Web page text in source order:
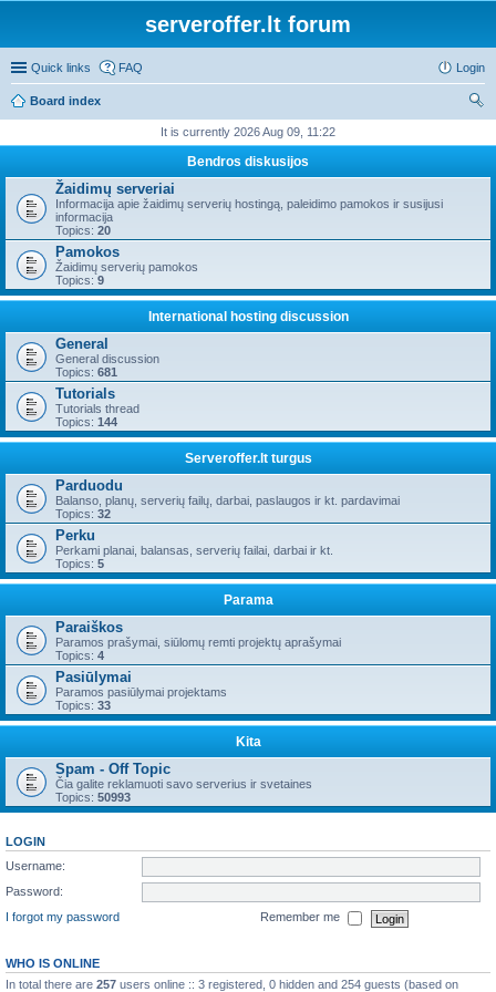
serveroffer.lt forum
Quick links FAQ Login
Board index
It is currently 2026 Aug 09, 11:22
Bendros diskusijos
Žaidimų serveriai
Informacija apie žaidimų serverių hostingą, paleidimo pamokos ir susijusi
informacija
Topics: 20
Pamokos
Žaidimų serverių pamokos
Topics: 9
International hosting discussion
General
General discussion
Topics: 681
Tutorials
Tutorials thread
Topics: 144
Serveroffer.lt turgus
Parduodu
Balanso, planų, serverių failų, darbai, paslaugos ir kt. pardavimai
Topics: 32
Perku
Perkami planai, balansas, serverių failai, darbai ir kt.
Topics: 5
Parama
Paraiškos
Paramos prašymai, siūlomų remti projektų aprašymai
Topics: 4
Pasiūlymai
Paramos pasiūlymai projektams
Topics: 33
Kita
Spam - Off Topic
Čia galite reklamuoti savo serverius ir svetaines
Topics: 50993
LOGIN
Username:
Password:
I forgot my password
Remember me
WHO IS ONLINE
In total there are 257 users online :: 3 registered, 0 hidden and 254 guests (based on